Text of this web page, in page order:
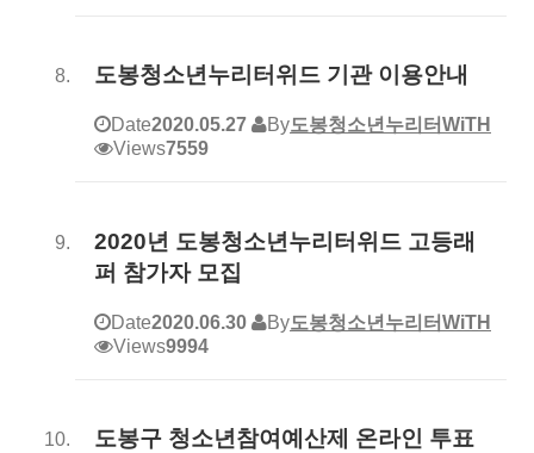
도봉청소년누리터위드 기관 이용안내
Date2020.05.27 By도봉청소년누리터WiTH
Views7559
2020년 도봉청소년누리터위드 고등래
퍼 참가자 모집
Date2020.06.30 By도봉청소년누리터WiTH
Views9994
도봉구 청소년참여예산제 온라인 투표